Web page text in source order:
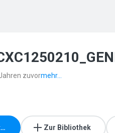
zuvormehr...
Zur Bibliothek